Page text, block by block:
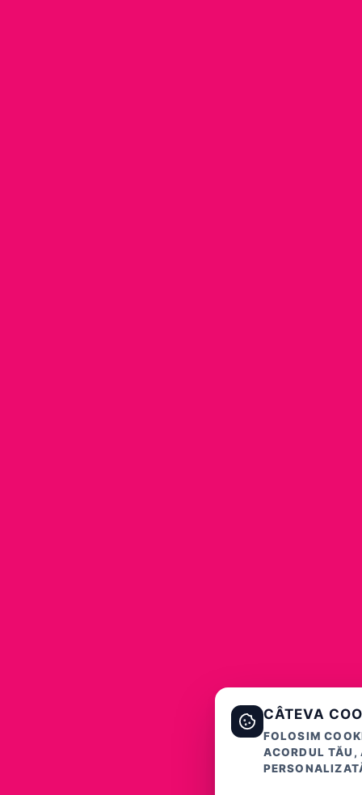
CÂTEVA
FOLOSIM
ACORDUL